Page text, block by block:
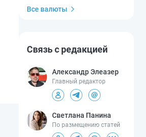
Все валюты
Связь с редакцией
Александр Элеазер
Главный редактор
Светлана Панина
По размещению статей